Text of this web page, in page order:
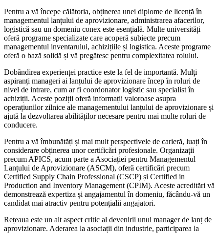
Pentru a vă începe călătoria, obținerea unei diplome de licență în
managementul lanțului de aprovizionare, administrarea afacerilor,
logistică sau un domeniu conex este esențială. Multe universități
oferă programe specializate care acoperă subiecte precum
managementul inventarului, achizițiile și logistica. Aceste programe
oferă o bază solidă și vă pregătesc pentru complexitatea rolului.
Dobândirea experienței practice este la fel de importantă. Mulți
aspiranți manageri ai lanțului de aprovizionare încep în roluri de
nivel de intrare, cum ar fi coordonator logistic sau specialist în
achiziții. Aceste poziții oferă informații valoroase asupra
operațiunilor zilnice ale managementului lanțului de aprovizionare și
ajută la dezvoltarea abilităților necesare pentru mai multe roluri de
conducere.
Pentru a vă îmbunătăți și mai mult perspectivele de carieră, luați în
considerare obținerea unor certificări profesionale. Organizații
precum APICS, acum parte a Asociației pentru Managementul
Lanțului de Aprovizionare (ASCM), oferă certificări precum
Certified Supply Chain Professional (CSCP) și Certified in
Production and Inventory Management (CPIM). Aceste acreditări vă
demonstrează expertiza și angajamentul în domeniu, făcându-vă un
candidat mai atractiv pentru potențialii angajatori.
Rețeaua este un alt aspect critic al devenirii unui manager de lanț de
aprovizionare. Aderarea la asociații din industrie, participarea la